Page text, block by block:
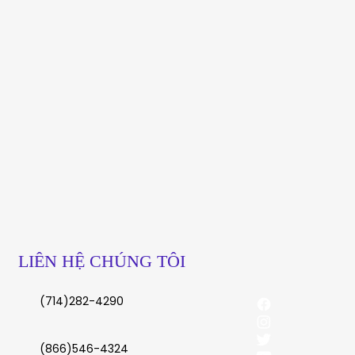
LIÊN HỆ CHÚNG TÔI
(714)282-4290
(866)546-4324